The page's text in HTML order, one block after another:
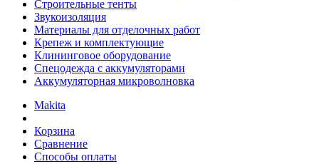
Строительные тенты
Звукоизоляция
Материалы для отделочных работ
Крепеж и комплектующие
Клининговое оборудование
Спецодежда с аккумуляторами
Аккумуляторная микроволновка
Makita
Корзина
Сравнение
Способы оплаты